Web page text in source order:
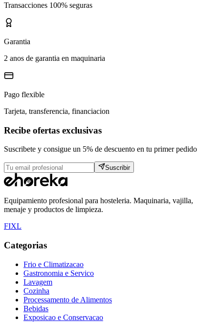
Transacciones 100% seguras
Garantia
2 anos de garantia en maquinaria
Pago flexible
Tarjeta, transferencia, financiacion
Recibe ofertas exclusivas
Suscribete y consigue un 5% de descuento en tu primer pedido
Suscribir
Equipamiento profesional para hosteleria. Maquinaria, vajilla,
menaje y productos de limpieza.
FIXL
Categorias
Frio e Climatizacao
Gastronomia e Servico
Lavagem
Cozinha
Processamento de Alimentos
Bebidas
Exposicao e Conservacao